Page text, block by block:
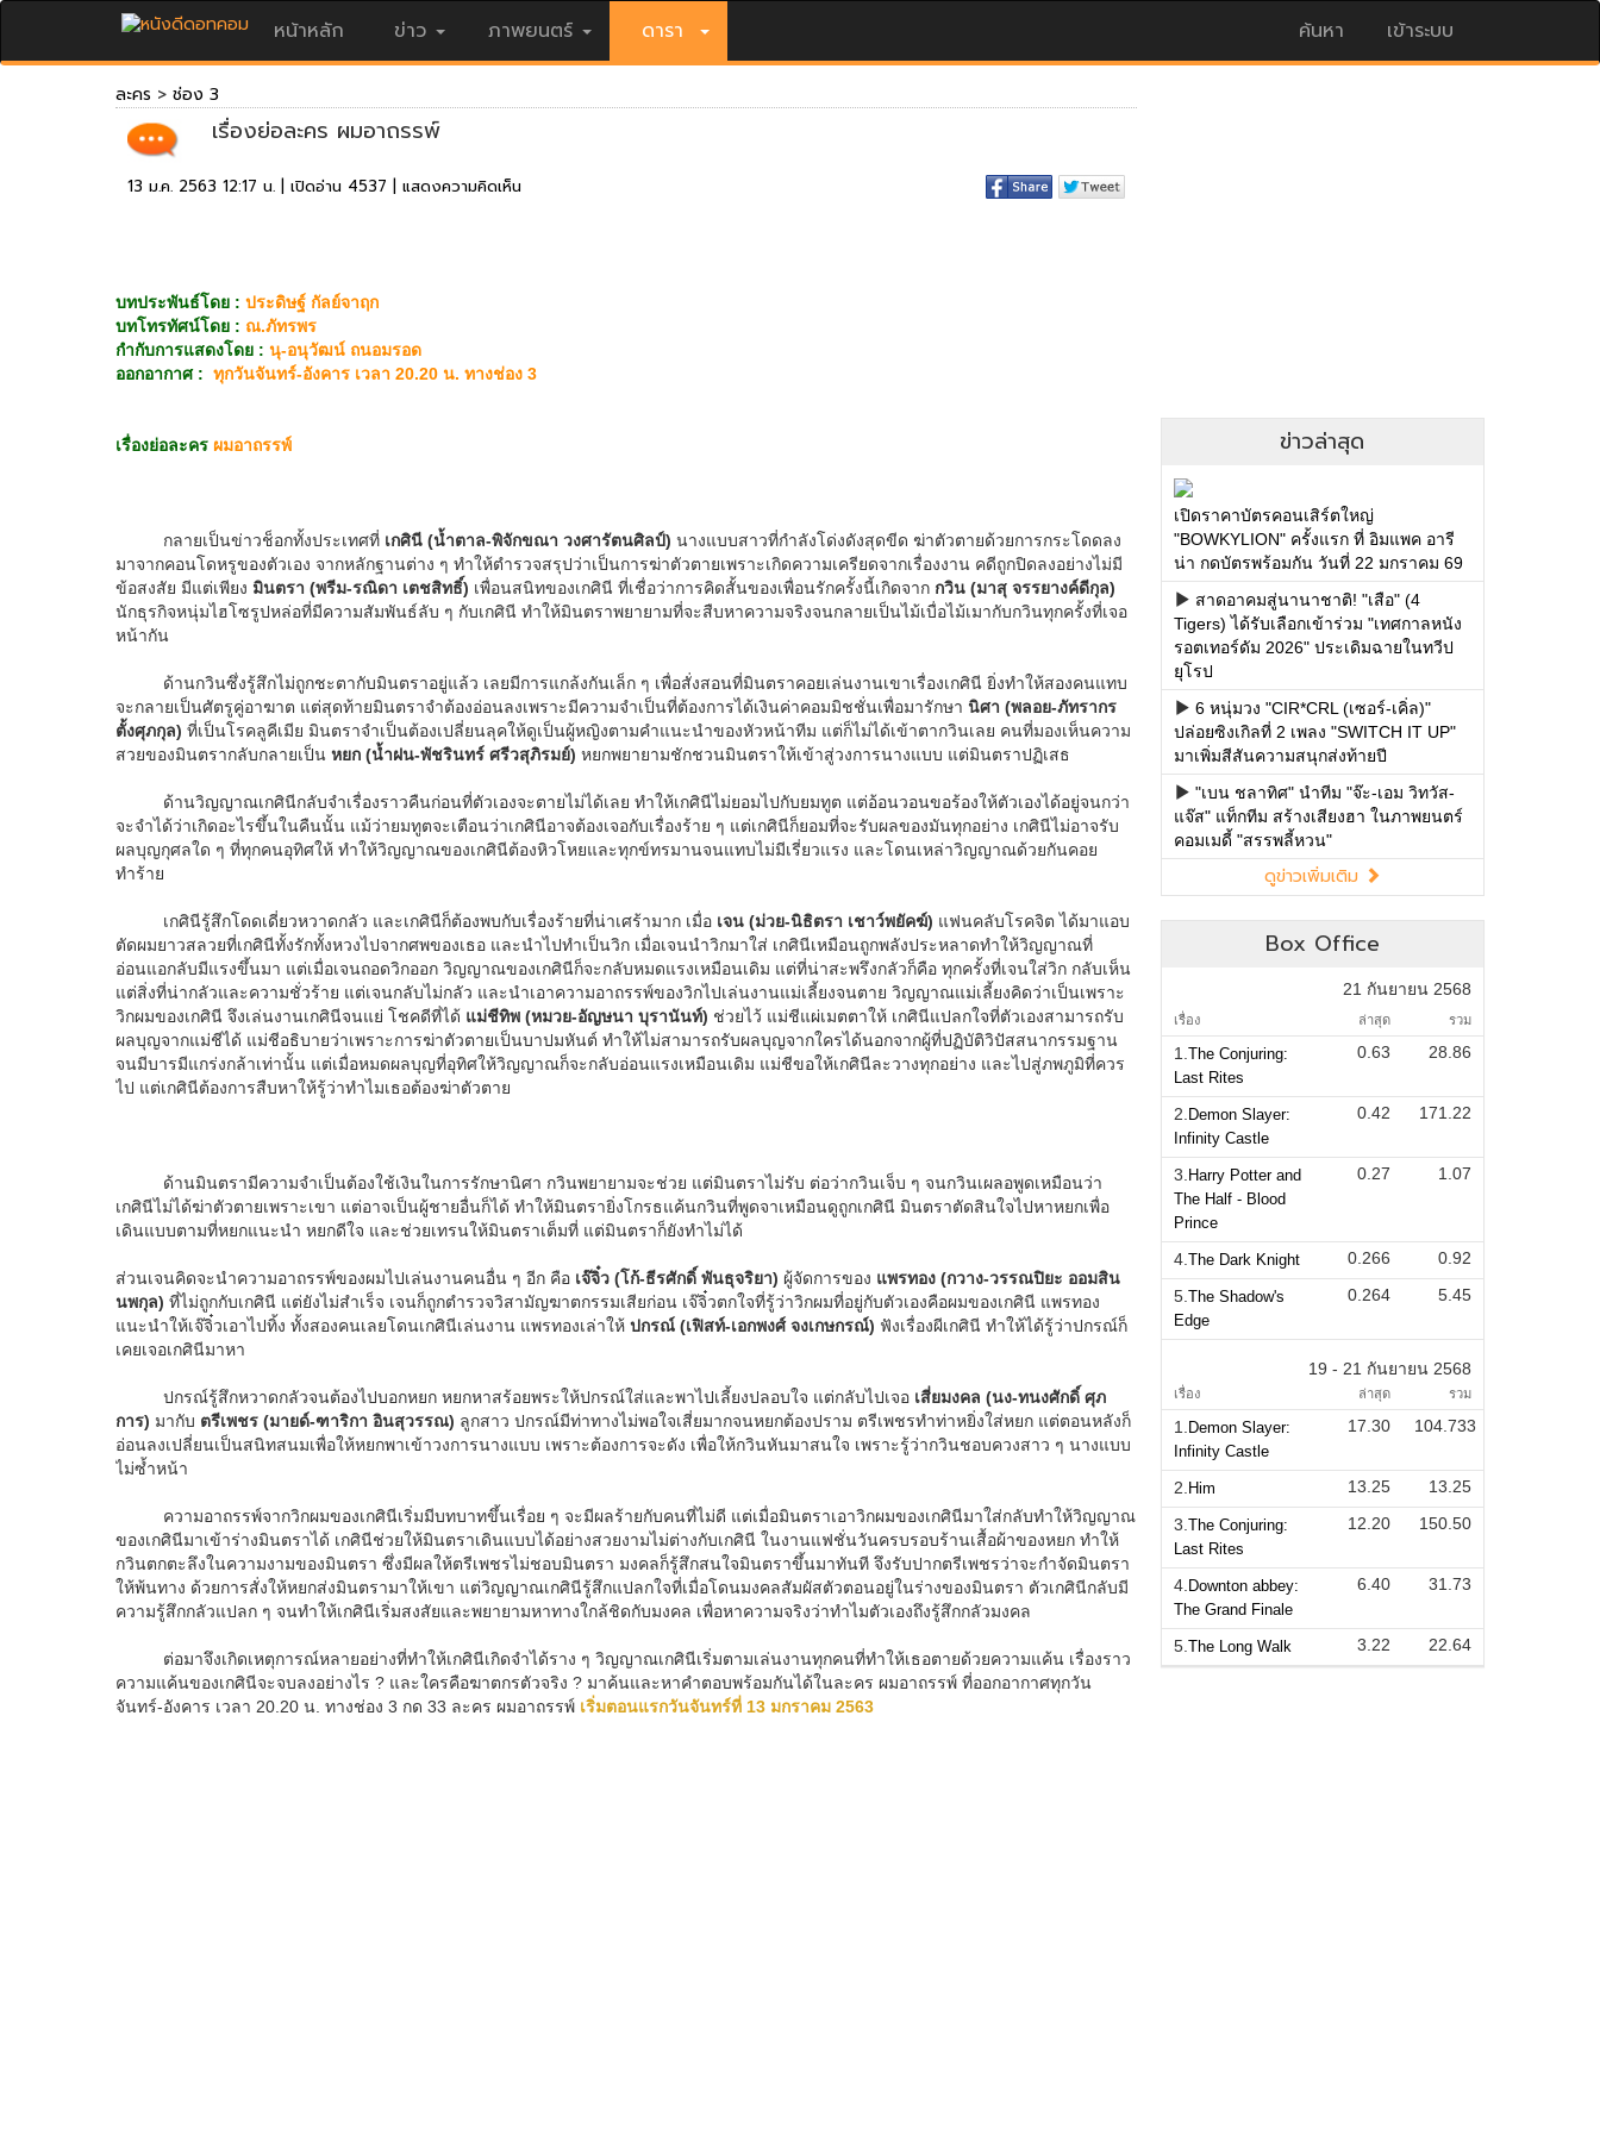
หน้าหลัก ข่าว ภาพยนตร์ ดารา ค้นหา เข้าระบบ
ข่าวล่าสุด
เปิดราคาบัตรคอนเสิร์ตใหญ่
"BOWKYLION" ครั้งแรก ที่ อิมแพค อารี
น่า กดบัตรพร้อมกัน วันที่ 22 มกราคม 69
สาดอาคมสู่นานาชาติ! "เสือ" (4
Tigers) ได้รับเลือกเข้าร่วม "เทศกาลหนัง
รอตเทอร์ดัม 2026" ประเดิมฉายในทวีป
ยุโรป
6 หนุ่มวง "CIR*CRL (เซอร์-เคิ่ล)"
ปล่อยซิงเกิลที่ 2 เพลง "SWITCH IT UP"
มาเพิ่มสีสันความสนุกส่งท้ายปี
"เบน ชลาทิศ" นำทีม "จ๊ะ-เอม วิทวัส-
แจ๊ส" แท็กทีม สร้างเสียงฮา ในภาพยนตร์
คอมเมดี้ "สรรพลี้หวน"
ดูข่าวเพิ่มเติม
Box Office
21 กันยายน 2568
เรื่อง ล่าสุด รวม
1. The Conjuring:
Last Rites
0.63 28.86
2. Demon Slayer:
Infinity Castle
0.42 171.22
3. Harry Potter and
The Half - Blood
Prince
0.27 1.07
4. The Dark Knight 0.266
0.92
5. The Shadow's
Edge
0.264 5.45
19 - 21 กันยายน 2568
เรื่อง ล่าสุด รวม
1. Demon Slayer:
Infinity Castle
17.30 104.733
2. Him 13.25
13.25
3. The Conjuring:
Last Rites
12.20 150.50
4. Downton abbey:
The Grand Finale
6.40 31.73
5. The Long Walk 3.22 22.64